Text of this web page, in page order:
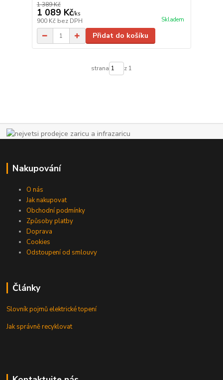
1 389 Kč
1 089 Kč/ks
900 Kč bez DPH Skladem
Přidat do košíku
strana z 1
Nakupování
O nás
Jak nakupovat
Obchodní podmínky
Způsoby platby
Doprava
Cookies
Odstoupení od smlouvy
Články
Slovník pojmů elektrické topení
Jak správně recyklovat